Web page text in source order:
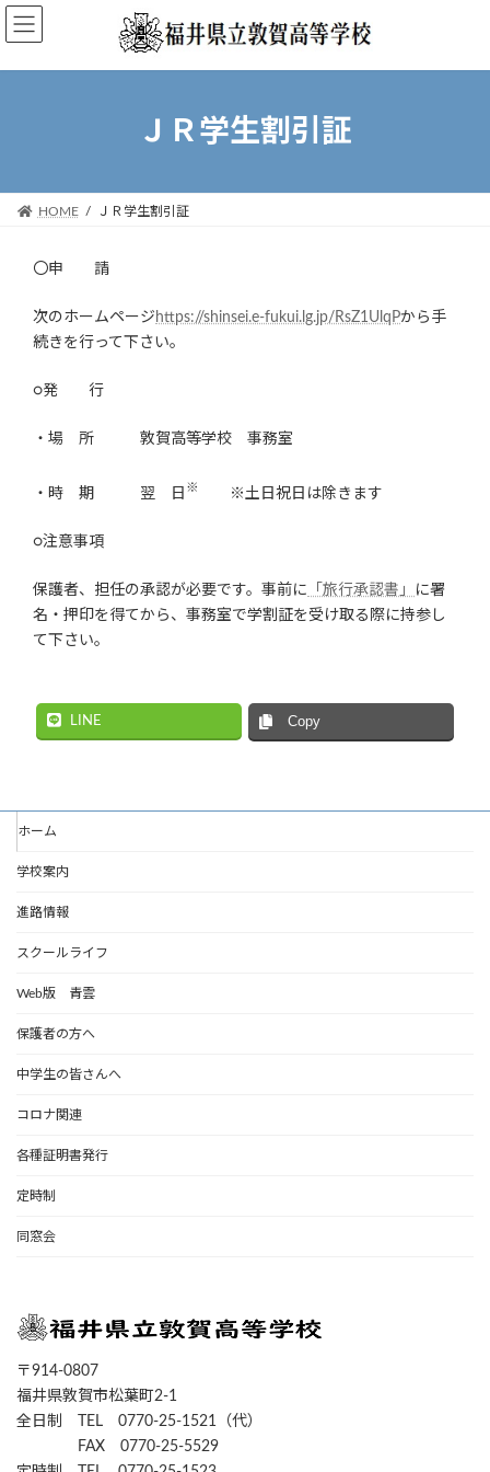
コ
ン
ッ
ナ
ビ
移
ＪＲ学生割引証
HOME ＪＲ学生割引証
〇申 請
次のホームページ https://shinsei.e-fukui.lg.jp/RsZ1UlqPから手
続きを行って下さい。
○発 行
・場 所 敦賀高等学校 事務室
・時 期 翌 日 ※ ※土日祝日は除きます
○注意事項
保護者、担任の承認が必要です。事前に 「旅行承認書」
に署
名・押印を得てから、事務室で学割証を受け取る際に持参し
て下さい。
LINE Copy
ホーム
学校案内
進路情報
スクールライフ
Web版 青雲
保護者の方へ
中学生の皆さんへ
コロナ関連
各種証明書発行
定時制
同窓会
〒914-0807
福井県敦賀市松葉町2-1
全日制 TEL 0770-25-1521（代）
FAX 0770-25-5529